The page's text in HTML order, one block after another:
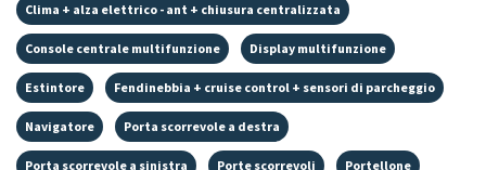
Clima + alza elettrico - ant + chiusura centralizzata
Console centrale multifunzione Display multifunzione
Estintore Fendinebbia + cruise control + sensori di parcheggio
Navigatore Porta scorrevole a destra
Porta scorrevole a sinistra Porte scorrevoli Portellone